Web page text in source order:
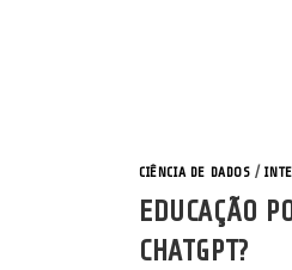
CIÊNCIA DE DADOS /
EDUCAÇÃO
CHATGPT?